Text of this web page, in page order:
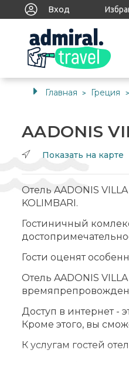
Вход
Главная > Греция >
AADONIS
Показать на карте
Отель AADONIS
KOLIMBARI.
Гостиничный
Гости оценят
Отель AADONIS
Доступ в интернет -
Кроме этого, вы
К услугам гостей
Отдельный